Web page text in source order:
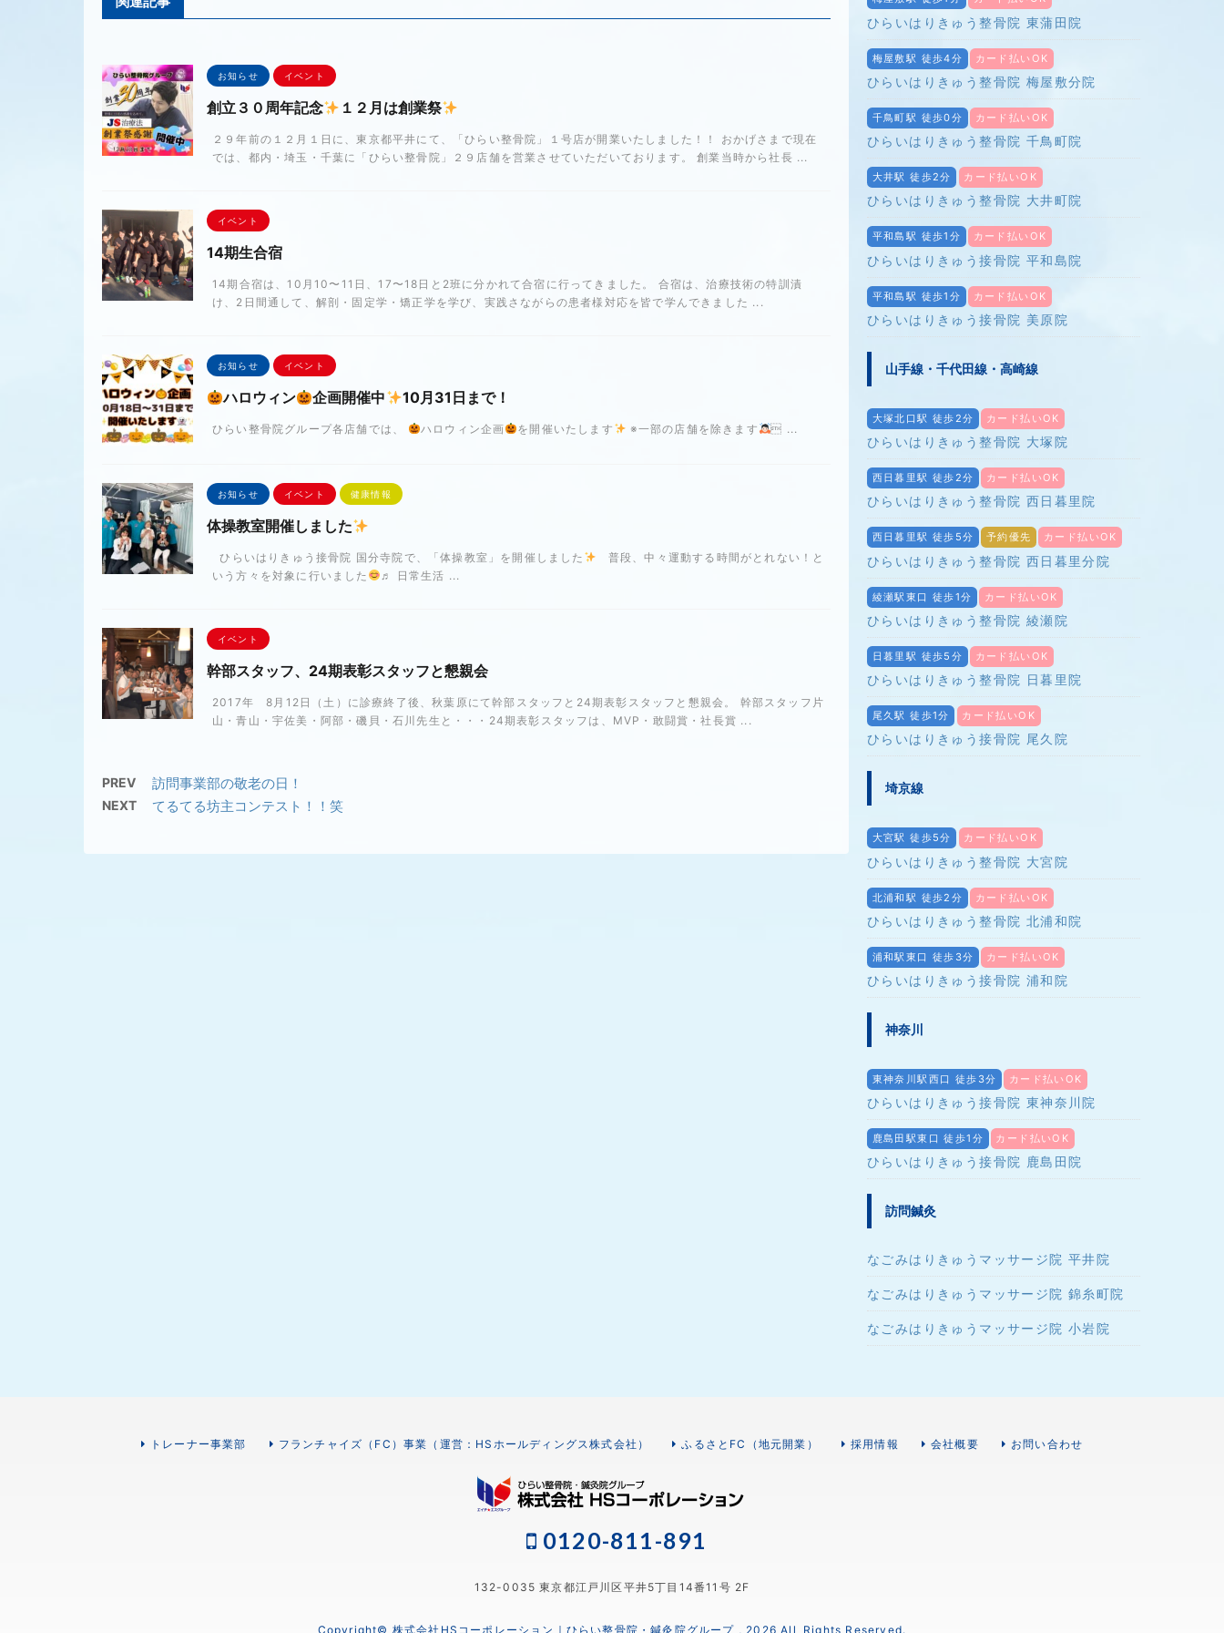
お知らせ イベント
創立３０周年記念 １２月は創業祭
２９年前の１２月１日に、東京都平井にて、「ひらい整骨院」１号店が開業いたしました！！ おかげさまで現在
では、都内・埼玉・千葉に「ひらい整骨院」２９店舗を営業させていただいております。 創業当時から社長 ...
イベント
14期生合宿
14期合宿は、10月10〜11日、17〜18日と2班に分かれて合宿に行ってきました。 合宿は、治療技術の特訓漬
け、2日間通して、解剖・固定学・矯正学を学び、実践さながらの患者様対応を皆で学んできました ...
お知らせ イベント
ハロウィン 企画開催中 10月31日まで！
ひらい整骨院グループ各店舗では、 ハロウィン企画 を開催いたします ※一部の店舗を除きます ‍ ...
お知らせ イベント 健康情報
体操教室開催しました
ひらいはりきゅう接骨院 国分寺院で、「体操教室」を開催しました
普段、中々運動する時間がとれない！と
いう方々を対象に行いました
♬ 日常生活 ...
イベント
幹部スタッフ、24期表彰スタッフと懇親会
2017年 8月12日（土）に診療終了後、秋葉原にて幹部スタッフと24期表彰スタッフと懇親会。 幹部スタッフ片
山・青山・宇佐美・阿部・磯貝・石川先生と・・・24期表彰スタッフは、MVP・敢闘賞・社長賞 ...
PREV 訪問事業部の敬老の日！
NEXT てるてる坊主コンテスト！！笑
ひらいはりきゅう整骨院 東蒲田院
梅屋敷駅 徒歩4分 カード払いOK
ひらいはりきゅう整骨院 梅屋敷分院
千鳥町駅 徒歩0分 カード払いOK
ひらいはりきゅう整骨院 千鳥町院
大井駅 徒歩2分 カード払いOK
ひらいはりきゅう整骨院 大井町院
平和島駅 徒歩1分 カード払いOK
ひらいはりきゅう接骨院 平和島院
平和島駅 徒歩1分 カード払いOK
ひらいはりきゅう接骨院 美原院
山手線・千代田線・高崎線
大塚北口駅 徒歩2分 カード払いOK
ひらいはりきゅう整骨院 大塚院
西日暮里駅 徒歩2分 カード払いOK
ひらいはりきゅう整骨院 西日暮里院
西日暮里駅 徒歩5分 予約優先 カード払いOK
ひらいはりきゅう整骨院 西日暮里分院
綾瀬駅東口 徒歩1分 カード払いOK
ひらいはりきゅう整骨院 綾瀬院
日暮里駅 徒歩5分 カード払いOK
ひらいはりきゅう整骨院 日暮里院
尾久駅 徒歩1分 カード払いOK
ひらいはりきゅう接骨院 尾久院
埼京線
大宮駅 徒歩5分 カード払いOK
ひらいはりきゅう整骨院 大宮院
北浦和駅 徒歩2分 カード払いOK
ひらいはりきゅう整骨院 北浦和院
浦和駅東口 徒歩3分 カード払いOK
ひらいはりきゅう接骨院 浦和院
神奈川
東神奈川駅西口 徒歩3分 カード払いOK
ひらいはりきゅう接骨院 東神奈川院
鹿島田駅東口 徒歩1分 カード払いOK
ひらいはりきゅう接骨院 鹿島田院
訪問鍼灸
なごみはりきゅうマッサージ院 平井院
なごみはりきゅうマッサージ院 錦糸町院
なごみはりきゅうマッサージ院 小岩院
トレーナー事業部 フランチャイズ（FC）事業（運営：HSホールディングス株式会社） ふるさとFC（地元開業） 採用情報 会社概要 お問い合わせ
0120-811-891
132-0035 東京都江戸川区平井5丁目14番11号 2F
Copyright© 株式会社HSコーポレーション｜ひらい整骨院・鍼灸院グループ , 2026 All Rights Reserved.